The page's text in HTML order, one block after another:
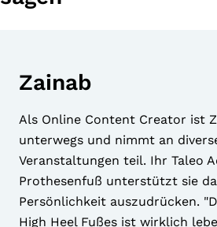
Zainab
Als Online Content Creator ist
unterwegs und nimmt an
Veranstaltungen teil. Ihr Taleo
Prothesenfuß unterstützt sie
Persönlichkeit auszudrücken.
High Heel Fußes ist wirklich